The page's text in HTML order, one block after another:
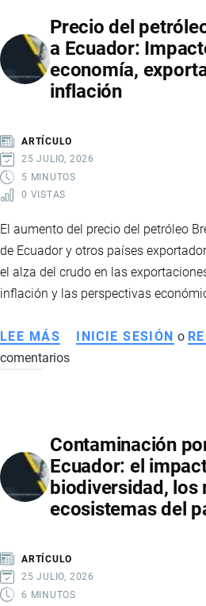
MÁS
DE
LA
MITAD
EXPORTACIONES
ECUATORIANAS
DEL
ARANCEL
DEL
Precio del
a Ecuador:
economía,
inflación
ARTÍCULO
25 JULIO, 2026
5 MINUTOS
0 VISTAS
El aumento del precio del petróleo
de Ecuador y otros países
el alza del crudo en las
inflación y las perspectivas
LEE MÁS SOBRE
PRECIO
FAVORECE
A
ECUADOR:
IMPACTO
ECONOMÍA,
EXPORTACIONES
INICIE SESIÓN o
comentarios
Contaminación
Ecuador: el
biodiversidad, los
ecosistemas del
ARTÍCULO
25 JULIO, 2026
6 MINUTOS